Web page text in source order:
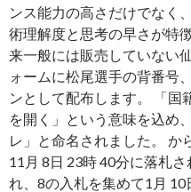
ンス能力の高さだけでなく
術理解度と思考の早さが特
来一般には販売していない
ォームに松尾選手の背番号
ンとして配布します。 「国
を開く」という意味を込め
レ」と命名されました。 か
11月 8日 23時 40分に落札
れ、8の入札を集めて1月